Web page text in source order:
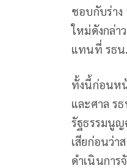
ชอบกับร่า
ใหม่ดังกล่า
แทนที่ รธ
ทั้งนี้ก่อนหน้
และศาล ร
รัฐธรรมนู
เสียก่อนว่า
ดำเนินการ